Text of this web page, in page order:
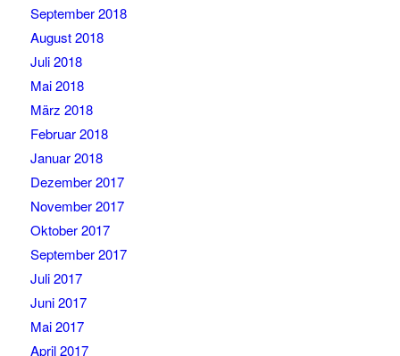
September 2018
August 2018
Juli 2018
Mai 2018
März 2018
Februar 2018
Januar 2018
Dezember 2017
November 2017
Oktober 2017
September 2017
Juli 2017
Juni 2017
Mai 2017
April 2017